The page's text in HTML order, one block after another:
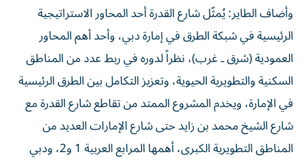
وأضاف الطاير: يُمثّل شارع القدرة أحد المحاور الاستراتيجية
الرئيسية في شبكة الطرق في إمارة دبي، وأحد أهم المحاور
العمودية (شرق ـ غرب)، نظراً لدوره في ربط عدد من المناطق
السكنية والتطويرية الحيوية، وتعزيز التكامل بين الطرق الرئيسية
في الإمارة، ويخدم المشروع الممتد من تقاطع شارع القدرة مع
شارع الشيخ محمد بن زايد حتى شارع الإمارات العديد من
المناطق التطويرية الكبرى، أهمها المرابع العربية 1 و2، ودبي